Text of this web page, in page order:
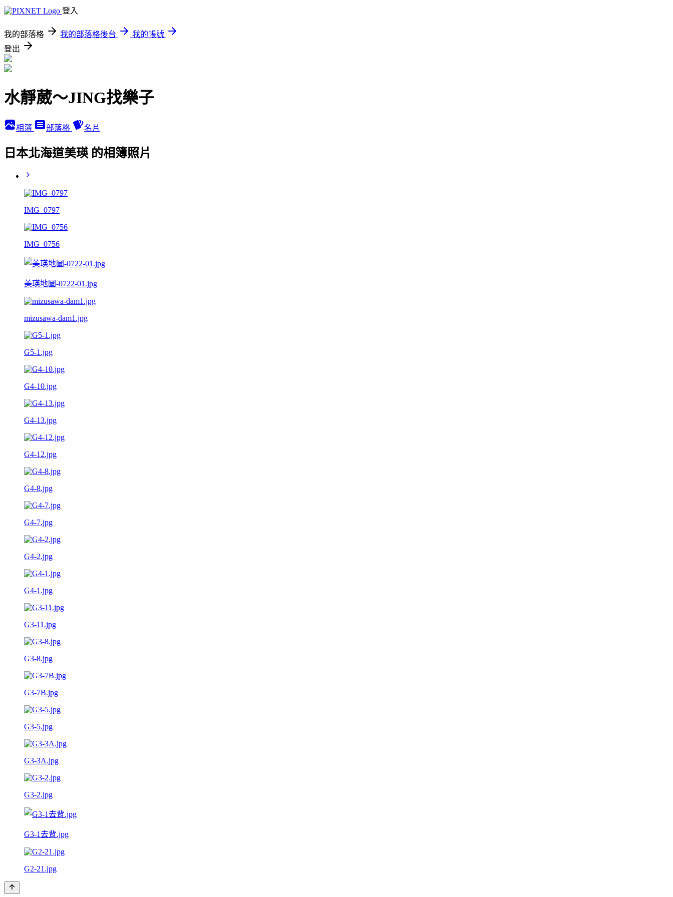
登入
我的部落格 我的部落格後台
我的帳號
登出
水靜葳～JING找樂子
相簿 部落格 名片
日本北海道美瑛 的相簿照片
IMG_0797
IMG_0756
美瑛地圖-0722-01.jpg
mizusawa-dam1.jpg
G5-1.jpg
G4-10.jpg
G4-13.jpg
G4-12.jpg
G4-8.jpg
G4-7.jpg
G4-2.jpg
G4-1.jpg
G3-11.jpg
G3-8.jpg
G3-7B.jpg
G3-5.jpg
G3-3A.jpg
G3-2.jpg
G3-1去背.jpg
G2-21.jpg